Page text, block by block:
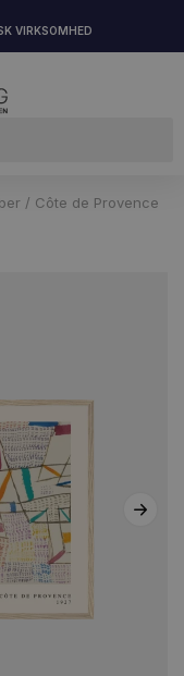
VIRKSOMHED
/ Côte de Provence